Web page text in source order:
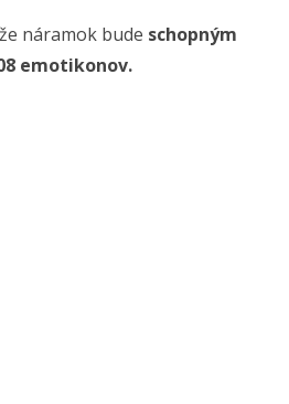
náramok bude schopným
emotikonov.